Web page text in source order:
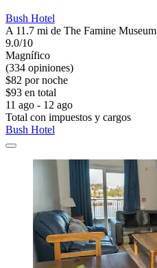
Bush Hotel
A 11.7 mi de The Famine Museum
9.0/10
Magnífico
(334 opiniones)
$82 por noche
$93 en total
11 ago - 12 ago
Total con impuestos y cargos
Bush Hotel